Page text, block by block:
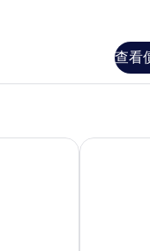
查看
雲林商旅